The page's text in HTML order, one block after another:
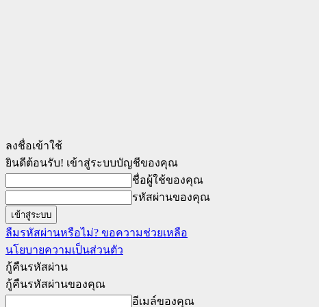
ลงชื่อเข้าใช้
ยินดีต้อนรับ! เข้าสู่ระบบบัญชีของคุณ
ชื่อผู้ใช้ของคุณ
รหัสผ่านของคุณ
ลืมรหัสผ่านหรือไม่? ขอความช่วยเหลือ
นโยบายความเป็นส่วนตัว
กู้คืนรหัสผ่าน
กู้คืนรหัสผ่านของคุณ
อีเมล์ของคุณ